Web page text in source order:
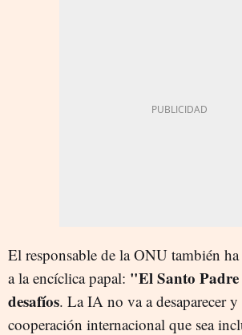
El responsable de la ONU también
a la encíclica papal: "El Santo Padre
desafíos. La IA no va a desaparecer y
cooperación internacional que sea